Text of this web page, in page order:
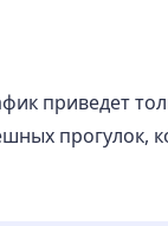
приведет
прогулок,